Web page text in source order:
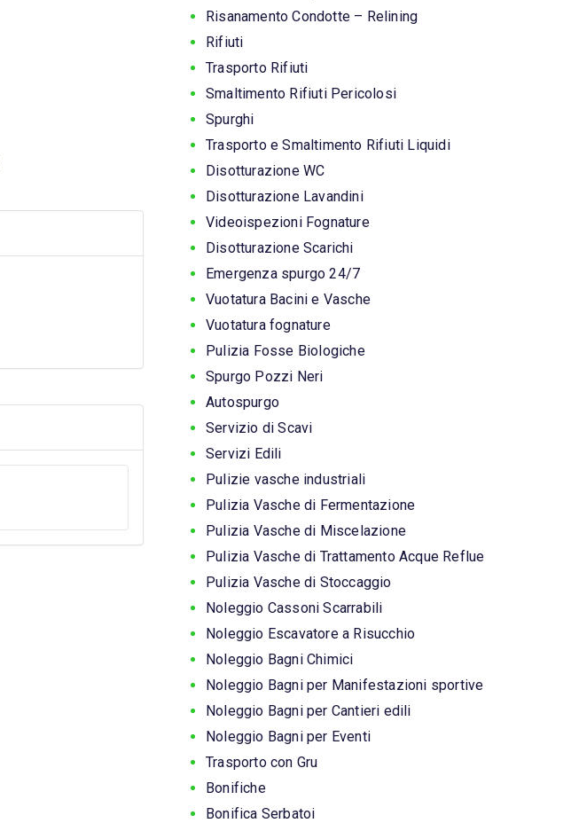
Risanamento Condotte – Relining
Rifiuti
Trasporto Rifiuti
Smaltimento Rifiuti Pericolosi
Spurghi
Trasporto e Smaltimento Rifiuti Liquidi
Disotturazione WC
Disotturazione Lavandini
Videoispezioni Fognature
Disotturazione Scarichi
Emergenza spurgo 24/7
Vuotatura Bacini e Vasche
Vuotatura fognature
Pulizia Fosse Biologiche
Spurgo Pozzi Neri
Autospurgo
Servizio di Scavi
Servizi Edili
Pulizie vasche industriali
Pulizia Vasche di Fermentazione
Pulizia Vasche di Miscelazione
Pulizia Vasche di Trattamento Acque Reflue
Pulizia Vasche di Stoccaggio
Noleggio Cassoni Scarrabili
Noleggio Escavatore a Risucchio
Noleggio Bagni Chimici
Noleggio Bagni per Manifestazioni sportive
Noleggio Bagni per Cantieri edili
Noleggio Bagni per Eventi
Trasporto con Gru
Bonifiche
Bonifica Serbatoi